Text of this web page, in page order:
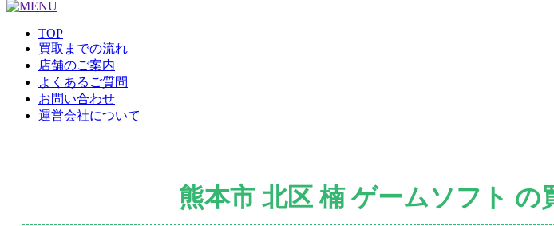
TOP
買取までの流れ
店舗のご案内
よくあるご質問
お問い合わせ
運営会社について
熊本市 北区 楠 ゲームソフト